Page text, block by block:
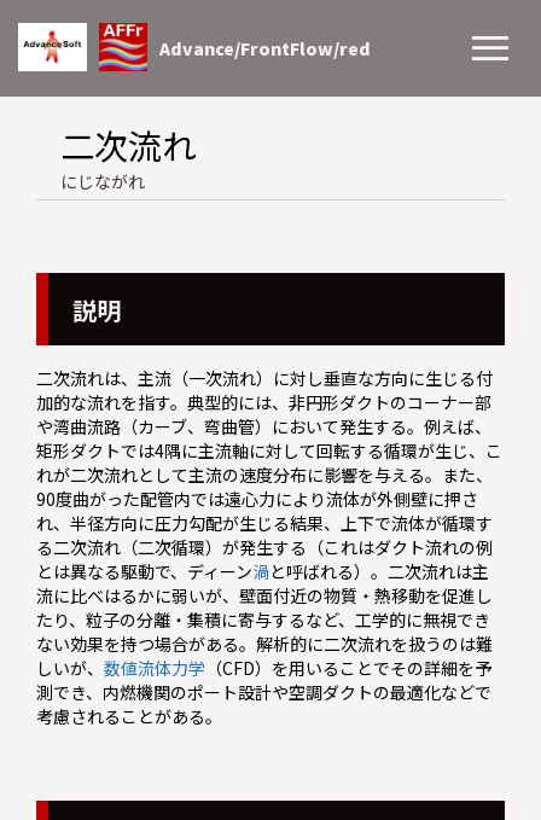
Advance/FrontFlow/red
二次流れ
にじながれ
説明
二次流れは、主流（一次流れ）に対し垂直な方向に生じる付
加的な流れを指す。典型的には、非円形ダクトのコーナー部
や湾曲流路（カーブ、弯曲管）において発生する。例えば、
矩形ダクトでは4隅に主流軸に対して回転する循環が生じ、こ
れが二次流れとして主流の速度分布に影響を与える。また、
90度曲がった配管内では遠心力により流体が外側壁に押さ
れ、半径方向に圧力勾配が生じる結果、上下で流体が循環す
る二次流れ（二次循環）が発生する（これはダクト流れの例
とは異なる駆動で、ディーン渦と呼ばれる）。二次流れは主
流に比べはるかに弱いが、壁面付近の物質・熱移動を促進し
たり、粒子の分離・集積に寄与するなど、工学的に無視でき
ない効果を持つ場合がある。解析的に二次流れを扱うのは難
しいが、 数値流体力学 （CFD）を用いることでその詳細を予
測でき、内燃機関のポート設計や空調ダクトの最適化などで
考慮されることがある。